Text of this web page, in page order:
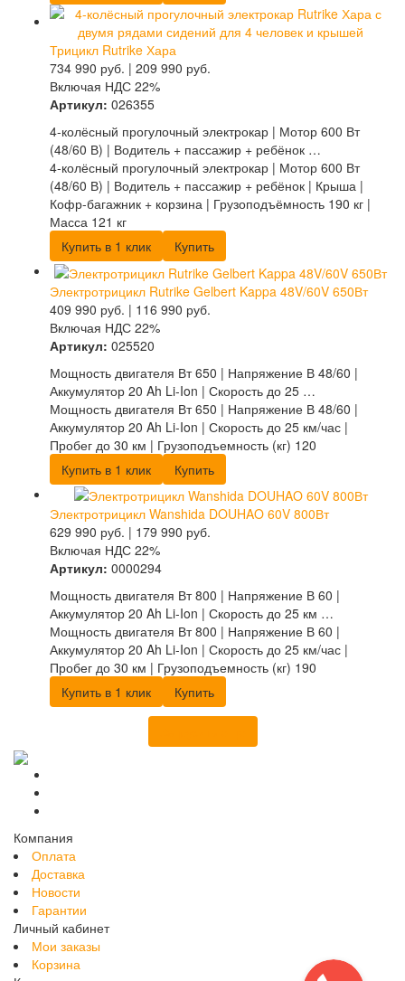
Трицикл Rutrike Хара
734 990 руб. | 209 990 руб.
Включая НДС 22%
Артикул: 026355
4-колёсный прогулочный электрокар | Мотор 600 Вт
(48/60 В) | Водитель + пассажир + ребёнок …
4-колёсный прогулочный электрокар | Мотор 600 Вт
(48/60 В) | Водитель + пассажир + ребёнок | Крыша |
Кофр-багажник + корзина | Грузоподъёмность 190 кг |
Масса 121 кг
Купить в 1 клик
Купить
Электротрицикл Rutrike Gelbert Kappa 48V/60V 650Вт
409 990 руб. | 116 990 руб.
Включая НДС 22%
Артикул: 025520
Мощность двигателя Вт 650 | Напряжение В 48/60 |
Аккумулятор 20 Ah Li-Ion | Скорость до 25 …
Мощность двигателя Вт 650 | Напряжение В 48/60 |
Аккумулятор 20 Ah Li-Ion | Скорость до 25 км/час |
Пробег до 30 км | Грузоподъемность (кг) 120
Купить в 1 клик
Купить
Электротрицикл Wanshida DOUHAO 60V 800Вт
629 990 руб. | 179 990 руб.
Включая НДС 22%
Артикул: 0000294
Мощность двигателя Вт 800 | Напряжение В 60 |
Аккумулятор 20 Ah Li-Ion | Скорость до 25 км …
Мощность двигателя Вт 800 | Напряжение В 60 |
Аккумулятор 20 Ah Li-Ion | Скорость до 25 км/час |
Пробег до 30 км | Грузоподъемность (кг) 190
Купить в 1 клик
Купить
Компания
Оплата
Доставка
Новости
Гарантии
Личный кабинет
Мои заказы
Корзина